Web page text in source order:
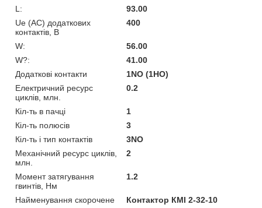
L:
93.00
Ue (АС) додаткових
контактів, В
400
W:
56.00
W?:
41.00
Додаткові контакти
1NO (1НО)
Електричний ресурс
циклів, млн.
0.2
Кіл-ть в пачці
1
Кіл-ть полюсів
3
Кіл-ть і тип контактів
3NO
Механічний ресурс циклів,
млн.
2
Момент затягування
гвинтів, Нм
1.2
Найменування скорочене
Контактор КМІ 2-32-10